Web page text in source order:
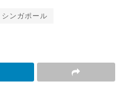
シンガポール